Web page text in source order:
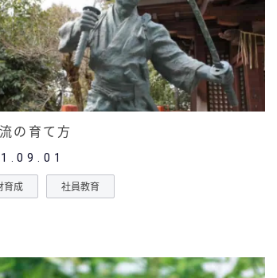
の育て方
育成 社員教育